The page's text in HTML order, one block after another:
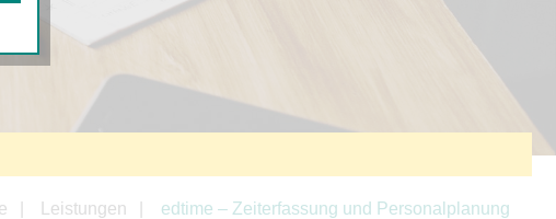
Leistungen edtime – Zeiterfassung und Personalplanung